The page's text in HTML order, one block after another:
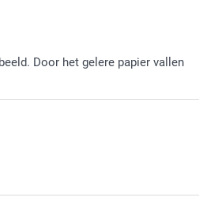
Door het gelere papier vallen